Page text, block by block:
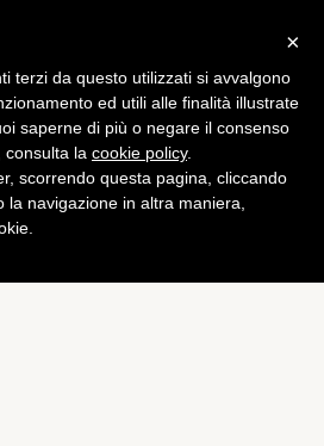
Xbox One e
ogni
×
terzi da questo utilizzati si avvalgono
ed utili alle finalità illustrate
saperne di più o negare il consenso
consulta la cookie policy.
scorrendo questa pagina, cliccando
la navigazione in altra maniera,